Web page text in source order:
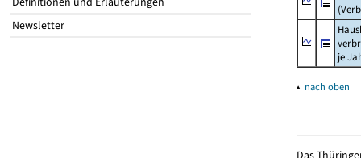
Newsletter
je
▴ nach oben